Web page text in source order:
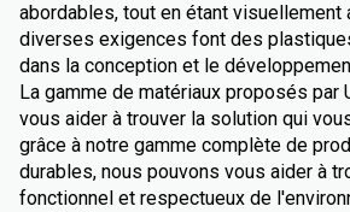
abordables, tout en étant visuellement
diverses exigences font des
dans la conception et le
La gamme de matériaux proposés par
vous aider à trouver la solution qui
grâce à notre gamme complète de
durables, nous pouvons vous aider à
fonctionnel et respectueux de